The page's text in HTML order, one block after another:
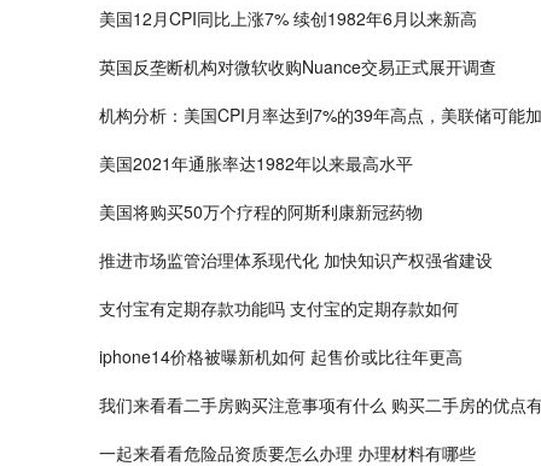
美国12月CPI同比上涨7% 续创1982年6月以来新高
英国反垄断机构对微软收购Nuance交易正式展开调查
机构分析：美国CPI月率达到7%的39年高点，美联储可能
美国2021年通胀率达1982年以来最高水平
美国将购买50万个疗程的阿斯利康新冠药物
推进市场监管治理体系现代化 加快知识产权强省建设
支付宝有定期存款功能吗 支付宝的定期存款如何
iphone14价格被曝新机如何 起售价或比往年更高
我们来看看二手房购买注意事项有什么 购买二手房的优点
一起来看看危险品资质要怎么办理 办理材料有哪些